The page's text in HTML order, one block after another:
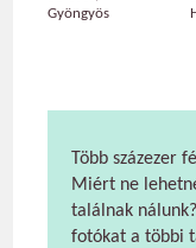
Gyöngyös
Több százezer
Miért ne
találnak
fotókat a többi